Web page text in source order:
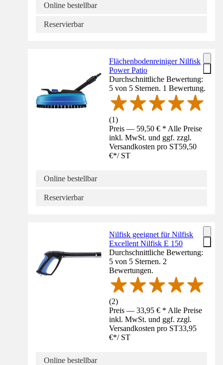
Online bestellbar
Reservierbar
Flächenbodenreiniger Nilfisk
Power Patio
Durchschnittliche Bewertung:
5 von 5 Sternen. 1 Bewertung.
(1)
Preis — 59,50 € * Alle Preise
inkl. MwSt. und ggf. zzgl.
Versandkosten pro ST59,50
€*/ ST
Online bestellbar
Reservierbar
Nilfisk geeignet für Nilfisk
Excellent Nilfisk E 150
Durchschnittliche Bewertung:
5 von 5 Sternen. 2
Bewertungen.
(2)
Preis — 33,95 € * Alle Preise
inkl. MwSt. und ggf. zzgl.
Versandkosten pro ST33,95
€*/ ST
Online bestellbar